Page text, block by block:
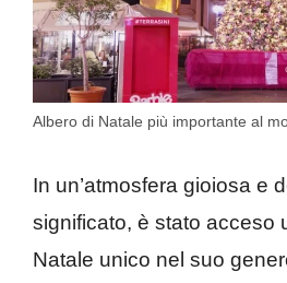
Albero di Natale più importante al
In un’atmosfera gioiosa e
significato, è stato acceso
Natale unico nel suo